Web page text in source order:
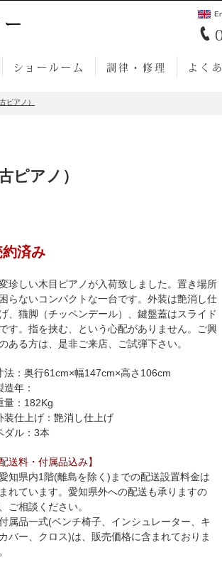
ショールーム 調律・修理 よく
ピアノ）
ピアノ）
約済み
珍しい木目ピアノが入荷致しました。置き場所
らないコンパクトな一台です。外装は艶消し仕
げ、猫脚（チッペンデール）、鍵盤蓋はスライド
す。指を挟む、という心配がありません。ご興
ある方は、是非ご来店、ご試弾下さい。
法：奥行61cm×幅147cm×高さ106cm
造年：
量：182Kg
装仕上げ：艶消し仕上げ
ダル：3本
配送料・付属品込み】
知県内1階(離島を除く)までの配送設置料金は
れています。愛知県外への配送も承りますの
ご相談ください。
属品一式(ベンチ椅子、インシュレーター、キ
バー、クロス)は、販売価格に含まれておりま